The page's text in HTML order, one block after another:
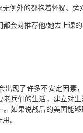
例外的都抱着怀疑、
会对推荐他/她去上课
出现了许多不安定因素
兵们的生活，建立对
如果说战后的美国能
。